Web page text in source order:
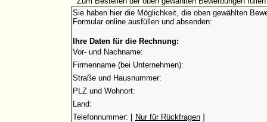
Sie haben hier die Möglichkeit, die oben gewählten
Formular online ausfüllen und absenden:
Ihre Daten für die Rechnung:
Vor- und Nachname:
Firmenname (bei Unternehmen):
Straße und Hausnummer:
PLZ und Wohnort:
Land:
Telefonnummer: [ Nur für Rückfragen]